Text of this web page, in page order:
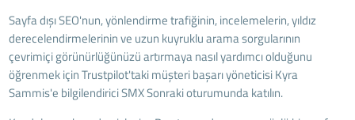
Sayfa dışı SEO'nun, yönlendirme trafiğinin, incelemelerin, yıldız
derecelendirmelerinin ve uzun kuyruklu arama sorgularının
çevrimiçi görünürlüğünüzü artırmaya nasıl yardımcı olduğunu
öğrenmek için Trustpilot'taki müşteri başarı yöneticisi Kyra
Sammis'e bilgilendirici SMX Sonraki oturumunda katılın.